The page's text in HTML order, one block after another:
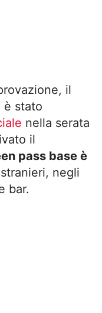
il
è stato
nella serata
il
pass base è
negli
bar.